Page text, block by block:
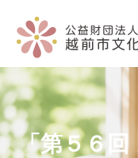
へ
ス
キ
ッ
プ
ョ
ン
に
移
動 「第５６回